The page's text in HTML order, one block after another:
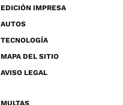
EDICIÓN IMPRESA
AUTOS
TECNOLOGÍA
MAPA DEL SITIO
AVISO LEGAL
MULTAS